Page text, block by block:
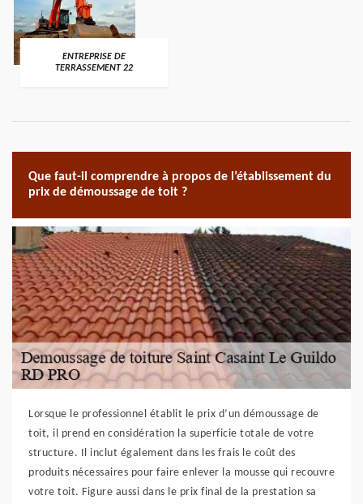
ENTREPRISE DE
TERRASSEMENT 22
Que faut-il comprendre à propos de l’établissement du
prix de démoussage de toit ?
Lorsque le professionnel établit le prix d’un démoussage de
toit, il prend en considération la superficie totale de votre
structure. Il inclut également dans les frais le coût des
produits nécessaires pour faire enlever la mousse qui recouvre
votre toit. Figure aussi dans le prix final de la prestation sa